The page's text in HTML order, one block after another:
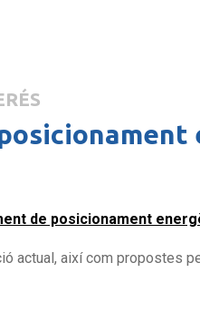
de posicionament
actual, així com propostes